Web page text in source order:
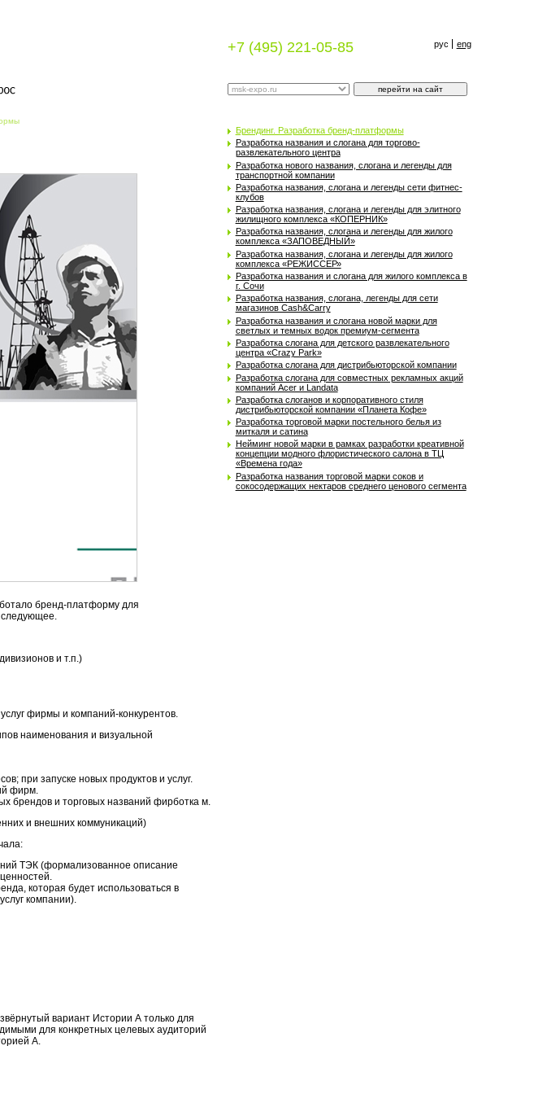
рус eng
+7 (495) 221-05-85
бренд-платформу для
следующее.
и т.п.)
фирмы и компаний-конкурентов.
наименования и визуальной
при запуске новых продуктов и услуг.
фирм.
брендов и торговых названий фирботка м.
и внешних коммуникаций)
ТЭК (формализованное описание
которая будет использоваться в
компании).
вариант Истории А только для
для конкретных целевых аудиторий
А.
Брендинг. Разработка бренд-платформы
Разработка названия и слогана для торгово-
развлекательного центра
Разработка нового названия, слогана и легенды для
транспортной компании
Разработка названия, слогана и легенды сети фитнес-
клубов
Разработка названия, слогана и легенды для элитного
жилищного комплекса «КОПЕРНИК»
Разработка названия, слогана и легенды для жилого
комплекса «ЗАПОВЕДНЫЙ»
Разработка названия, слогана и легенды для жилого
комплекса «РЕЖИССЕР»
Разработка названия и слогана для жилого комплекса в
г. Сочи
Разработка названия, слогана, легенды для сети
магазинов Cash&Carry
Разработка названия и слогана новой марки для
светлых и темных водок премиум-сегмента
Разработка слогана для детского развлекательного
центра «Crazy Park»
Разработка слогана для дистрибьюторской компании
Разработка слогана для совместных рекламных акций
компаний Acer и Landata
Разработка слоганов и корпоративного стиля
дистрибьюторской компании «Планета Кофе»
Разработка торговой марки постельного белья из
миткаля и сатина
Нейминг новой марки в рамках разработки креативной
концепции модного флористического салона в ТЦ
«Времена года»
Разработка названия торговой марки cоков и
сокосодержащих нектаров среднего ценового сегмента